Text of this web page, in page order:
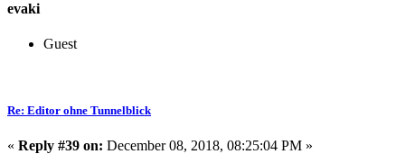
evaki
Guest
Re: Editor ohne Tunnelblick
« Reply #39 on: December 08, 2018, 08:25:04 PM »